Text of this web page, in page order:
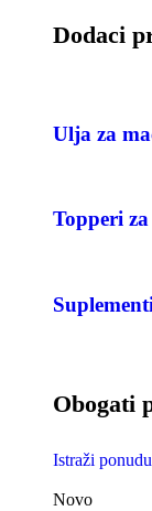
Dodaci
Ulja za
Topperi
Obogati
Istraži ponudu
Novo